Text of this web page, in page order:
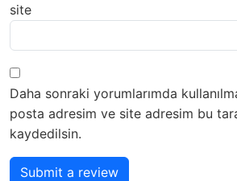
site
Daha sonraki yorumlarımda
posta adresim ve site adresim bu
kaydedilsin.
Submit a review